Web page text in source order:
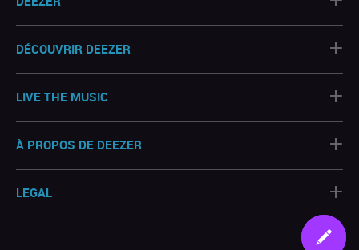
DÉCOUVRIR DEEZER +
LIVE THE MUSIC +
À PROPOS DE DEEZER +
LEGAL +